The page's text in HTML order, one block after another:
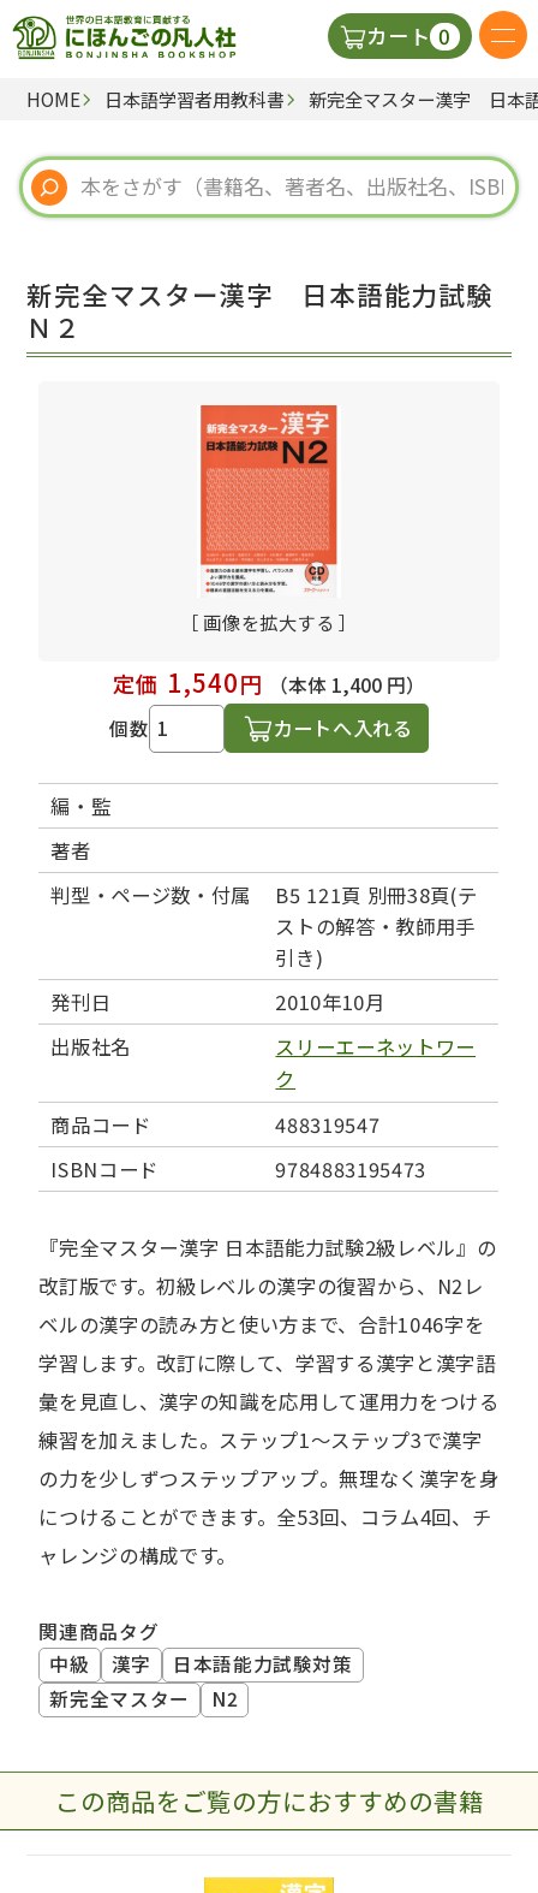
カート 0
日本語の教科書
視聴覚・補助教材
教師用参考書
HOME 日本語学習者用教科書 新完全マスター漢字 日本
新完全マスター漢字 日本語能力試験
Ｎ２
［ 画像を拡大する ］
定価 1,540円
（本体 1,400 円）
個数
カートへ入れる
編・監
著者
判型・ページ数・付属
B5 121頁 別冊38頁(テ
ストの解答・教師用手
引き)
発刊日
2010年10月
出版社名
スリーエーネットワー
ク
商品コード
488319547
ISBNコード
9784883195473
『完全マスター漢字 日本語能力試験2級レベル』の
改訂版です。初級レベルの漢字の復習から、N2レ
ベルの漢字の読み方と使い方まで、合計1046字を
学習します。改訂に際して、学習する漢字と漢字語
彙を見直し、漢字の知識を応用して運用力をつける
練習を加えました。ステップ1～ステップ3で漢字
の力を少しずつステップアップ。無理なく漢字を身
につけることができます。全53回、コラム4回、チ
ャレンジの構成です。
関連商品タグ
中級
漢字
日本語能力試験対策
新完全マスター
N2
この商品をご覧の方におすすめの書籍